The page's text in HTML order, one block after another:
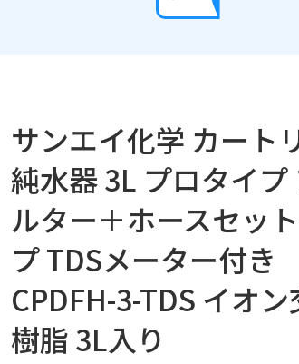
サンエイ化学 カート
純水器 3L プロタイプ
ルター＋ホースセッ
プ TDSメーター付き
CPDFH-3-TDS イオ
樹脂 3L入り